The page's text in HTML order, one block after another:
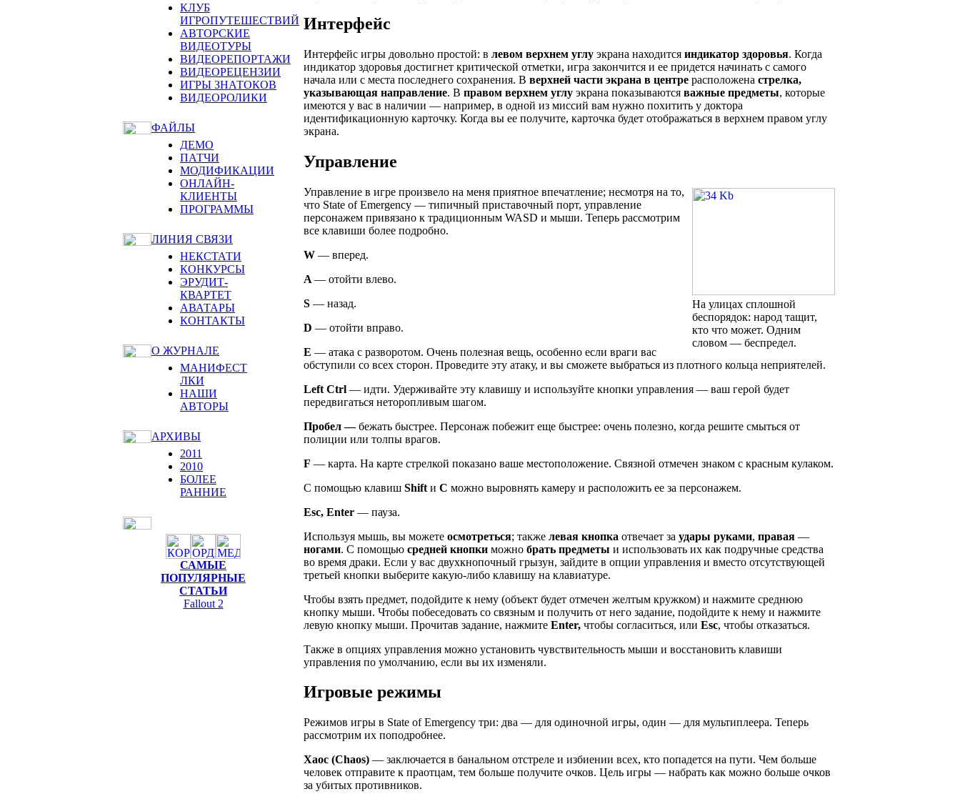
КЛУБ
ИГРОПУТЕШЕСТВИЙ
АВТОРСКИЕ
ВИДЕОТУРЫ
ВИДЕОРЕПОРТАЖИ
ВИДЕОРЕЦЕНЗИИ
ИГРЫ ЗНАТОКОВ
ВИДЕОРОЛИКИ
ФАЙЛЫ
ДЕМО
ПАТЧИ
МОДИФИКАЦИИ
ОНЛАЙН-
КЛИЕНТЫ
ПРОГРАММЫ
ЛИНИЯ СВЯЗИ
НЕКСТАТИ
КОНКУРСЫ
ЭРУДИТ-
КВАРТЕТ
АВАТАРЫ
КОНТАКТЫ
О ЖУРНАЛЕ
МАНИФЕСТ
ЛКИ
НАШИ
АВТОРЫ
АРХИВЫ
2011
2010
БОЛЕЕ
РАННИЕ
САМЫЕ
ПОПУЛЯРНЫЕ
СТАТЬИ
Fallout 2
Интерфейс
Интерфейс игры довольно простой: в левом верхнем углу экрана находится индикатор здоровья. Когда
индикатор здоровья достигнет критической отметки, игра закончится и ее придется начинать с самого
начала или с места последнего сохранения. В верхней части экрана в центре расположена стрелка,
указывающая направление. В правом верхнем углу экрана показываются важные предметы, которые
имеются у вас в наличии — например, в одной из миссий вам нужно похитить у доктора
идентификационную карточку. Когда вы ее получите, карточка будет отображаться в верхнем правом углу
экрана.
Управление
На улицах сплошной
беспорядок: народ тащит,
кто что может. Одним
словом — беспредел.
Управление в игре произвело на меня приятное впечатление; несмотря на то,
что State of Emergency — типичный приставочный порт, управление
персонажем привязано к традиционным WASD и мыши. Теперь рассмотрим
все клавиши более подробно.
W — вперед.
A — отойти влево.
S — назад.
D — отойти вправо.
Е — атака с разворотом. Очень полезная вещь, особенно если враги вас
обступили со всех сторон. Проведите эту атаку, и вы сможете выбраться из плотного кольца неприятелей.
Left Ctrl — идти. Удерживайте эту клавишу и используйте кнопки управления — ваш герой будет
передвигаться неторопливым шагом.
Пробел —бежать быстрее. Персонаж побежит еще быстрее: очень полезно, когда решите смыться от
полиции или толпы врагов.
F — карта. На карте стрелкой показано ваше местоположение. Связной отмечен знаком с красным кулаком.
С помощью клавиш Shift и C можно выровнять камеру и расположить ее за персонажем.
Esc, Enter — пауза.
Используя мышь, вы можете осмотреться; также левая кнопка отвечает за удары руками, правая —
ногами. С помощью средней кнопки можно брать предметы и использовать их как подручные средства
во время драки. Если у вас двухкнопочный грызун, зайдите в опции управления и вместо отсутствующей
третьей кнопки выберите какую-либо клавишу на клавиатуре.
Чтобы взять предмет, подойдите к нему (объект будет отмечен желтым кружком) и нажмите среднюю
кнопку мыши. Чтобы побеседовать со связным и получить от него задание, подойдите к нему и нажмите
левую кнопку мыши. Прочитав задание, нажмите Enter, чтобы согласиться, или Esc, чтобы отказаться.
Также в опциях управления можно установить чувствительность мыши и восстановить клавиши
управления по умолчанию, если вы их изменяли.
Игровые режимы
Режимов игры в State of Emergency три: два — для одиночной игры, один — для мультиплеера. Теперь
рассмотрим их поподробнее.
Хаос (Chaos) — заключается в банальном отстреле и избиении всех, кто попадется на пути. Чем больше
человек отправите к праотцам, тем больше получите очков. Цель игры — набрать как можно больше очков
за убитых противников.